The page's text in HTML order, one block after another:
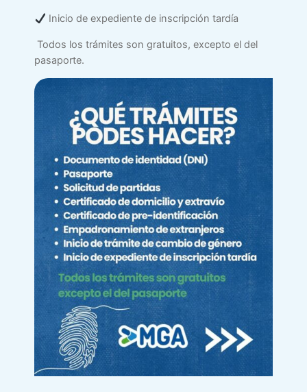
Inicio de expediente de inscripción tardía
Todos los trámites son gratuitos, excepto el del
pasaporte.